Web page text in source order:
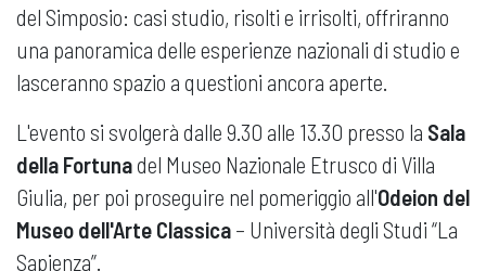
del Simposio: casi studio, risolti e irrisolti, offriranno
una panoramica delle esperienze nazionali di studio e
lasceranno spazio a questioni ancora aperte.
L'evento si svolgerà dalle 9.30 alle 13.30 presso la Sala
della Fortunadel Museo Nazionale Etrusco di Villa
Giulia, per poi proseguire nel pomeriggio all'Odeion del
Museo dell'Arte Classica – Università degli Studi “La
Sapienza”.